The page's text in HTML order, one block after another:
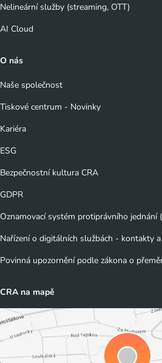
Nelineární služby (streaming, OTT)
AI Cloud
O nás
Naše společnost
Tiskové centrum - Novinky
Kariéra
ESG
Bezpečnostní kultura CRA
GDPR
Oznamovací systém protiprávního
Nařízení o digitálních službách - kontakty
Povinná upozornění podle zákona o
CRA na mapě